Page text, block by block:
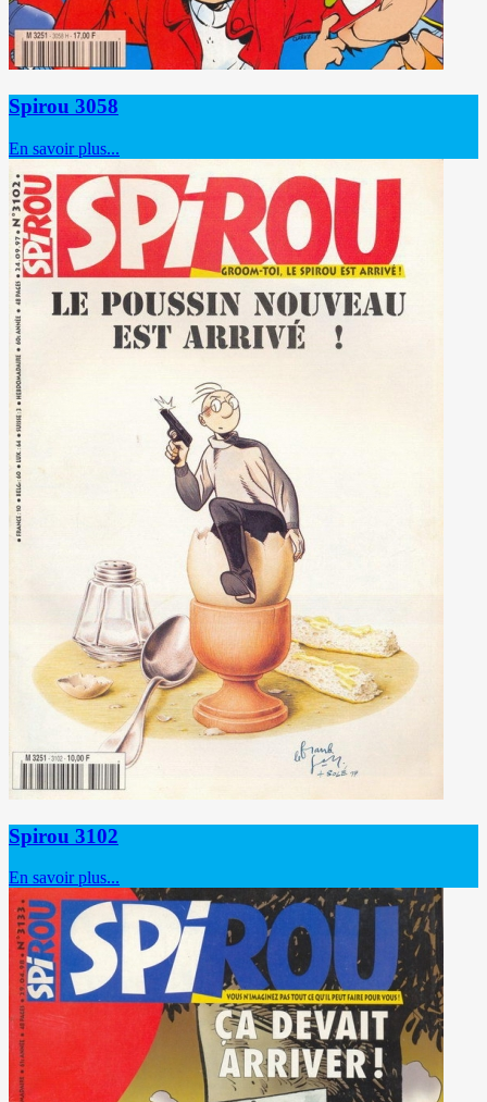
Spirou 3058
En savoir plus...
Spirou 3102
En savoir plus...